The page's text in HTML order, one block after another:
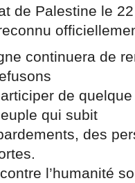
de Palestine le
continuera de
de
qui subit
des
l’humanité